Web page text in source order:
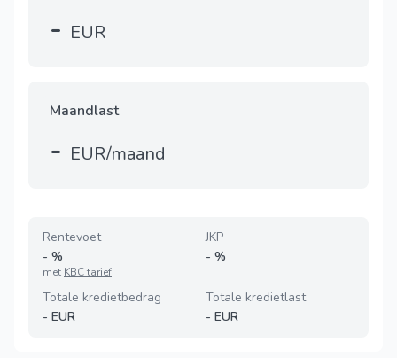
- EUR
Maandlast
- EUR/maand
Rentevoet
- %
met KBC tarief
JKP
- %
Totale kredietbedrag
- EUR
Totale kredietlast
- EUR